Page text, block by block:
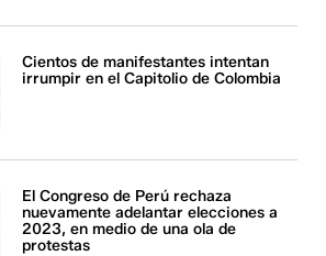
Cientos de manifestantes intentan
irrumpir en el Capitolio de Colombia
El Congreso de Perú rechaza
nuevamente adelantar elecciones a
2023, en medio de una ola de
protestas